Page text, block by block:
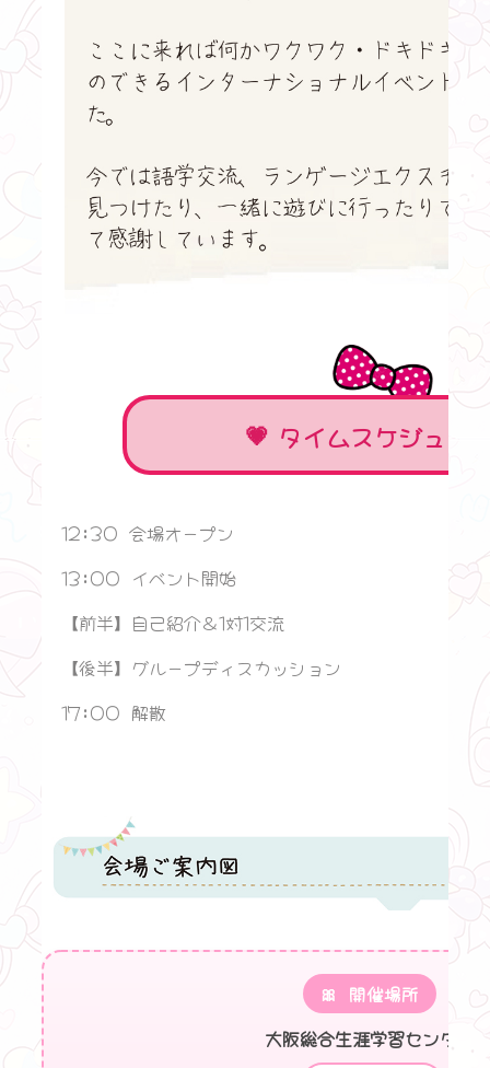
タイムスケジュー
12:30 会場オープン
13:00 イベント開始
【前半】自己紹介＆1対1交流
【後半】グループディスカッション
17:00 解散
🎀 開催場所
大阪総合生涯学習センター